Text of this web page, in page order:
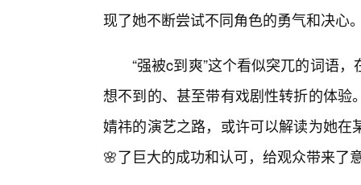
现了她不断尝试不同角色的勇气和决心
“强被c到爽”这个看似突兀的词语
想不到的、甚至带有戏剧性转折的体
婧祎的演艺之路，或许可以解读为她
🌸了巨大的成功和认可，给观众带来了